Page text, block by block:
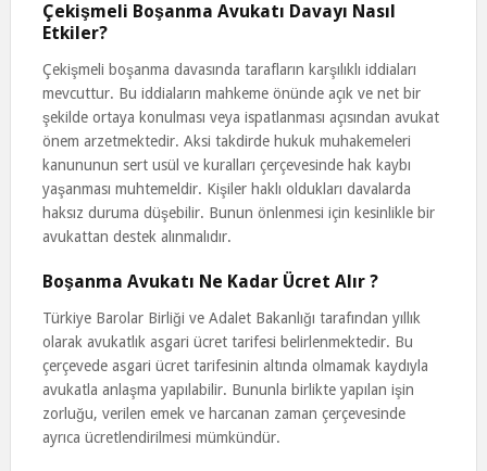
Çekişmeli Boşanma Avukatı Davayı Nasıl
Etkiler?
Çekişmeli boşanma davasında tarafların karşılıklı iddiaları
mevcuttur. Bu iddiaların mahkeme önünde açık ve net bir
şekilde ortaya konulması veya ispatlanması açısından avukat
önem arzetmektedir. Aksi takdirde hukuk muhakemeleri
kanununun sert usül ve kuralları çerçevesinde hak kaybı
yaşanması muhtemeldir. Kişiler haklı oldukları davalarda
haksız duruma düşebilir. Bunun önlenmesi için kesinlikle bir
avukattan destek alınmalıdır.
Boşanma Avukatı Ne Kadar Ücret Alır ?
Türkiye Barolar Birliği ve Adalet Bakanlığı tarafından yıllık
olarak avukatlık asgari ücret tarifesi belirlenmektedir. Bu
çerçevede asgari ücret tarifesinin altında olmamak kaydıyla
avukatla anlaşma yapılabilir. Bununla birlikte yapılan işin
zorluğu, verilen emek ve harcanan zaman çerçevesinde
ayrıca ücretlendirilmesi mümkündür.